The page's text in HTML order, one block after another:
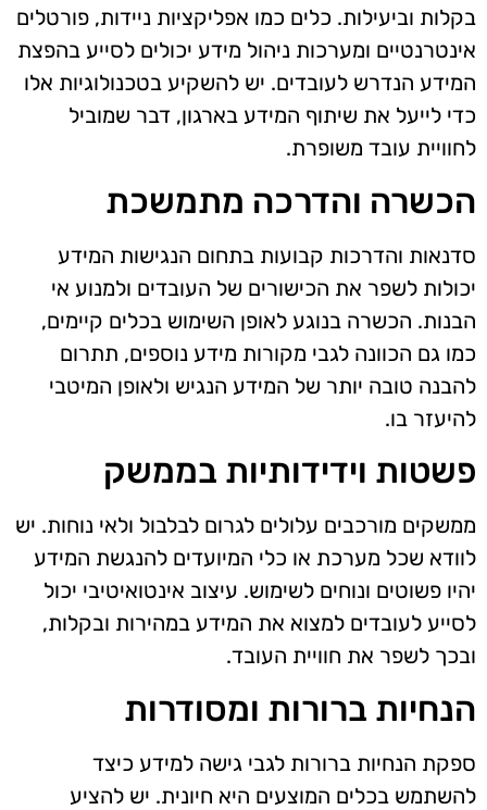
בקלות וביעילות. כלים כמו אפליקציות ניידות, פורטלים
אינטרנטיים ומערכות ניהול מידע יכולים לסייע בהפצת
המידע הנדרש לעובדים. יש להשקיע בטכנולוגיות אלו
כדי לייעל את שיתוף המידע בארגון, דבר שמוביל
לחוויית עובד משופרת.
הכשרה והדרכה מתמשכת
סדנאות והדרכות קבועות בתחום הנגישות המידע
יכולות לשפר את הכישורים של העובדים ולמנוע אי
הבנות. הכשרה בנוגע לאופן השימוש בכלים קיימים,
כמו גם הכוונה לגבי מקורות מידע נוספים, תתרום
להבנה טובה יותר של המידע הנגיש ולאופן המיטבי
להיעזר בו.
פשטות וידידותיות בממשק
ממשקים מורכבים עלולים לגרום לבלבול ולאי נוחות. יש
לוודא שכל מערכת או כלי המיועדים להנגשת המידע
יהיו פשוטים ונוחים לשימוש. עיצוב אינטואיטיבי יכול
לסייע לעובדים למצוא את המידע במהירות ובקלות,
ובכך לשפר את חוויית העובד.
הנחיות ברורות ומסודרות
ספקת הנחיות ברורות לגבי גישה למידע כיצד
להשתמש בכלים המוצעים היא חיונית. יש להציע